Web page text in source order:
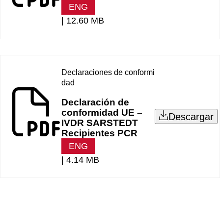
ENG
12.60 MB
Declaraciones de conformi
dad
Declaración de
conformidad UE –
IVDR SARSTEDT
Recipientes PCR
ENG
4.14 MB
Descargar